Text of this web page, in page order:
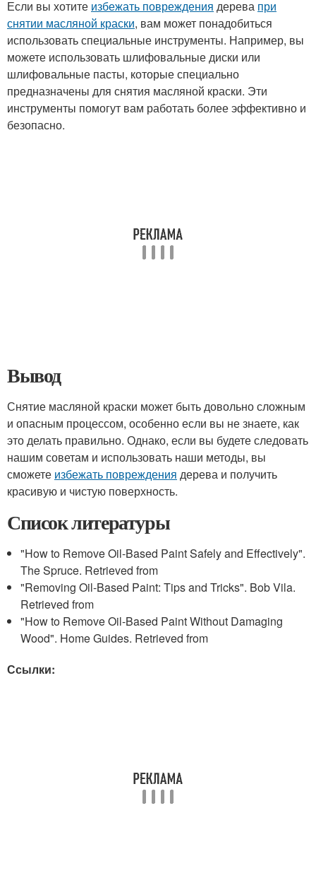
Если вы хотите избежать повреждения дерева при
снятии масляной краски, вам может понадобиться
использовать специальные инструменты. Например, вы
можете использовать шлифовальные диски или
шлифовальные пасты, которые специально
предназначены для снятия масляной краски. Эти
инструменты помогут вам работать более эффективно и
безопасно.
Вывод
Снятие масляной краски может быть довольно сложным
и опасным процессом, особенно если вы не знаете, как
это делать правильно. Однако, если вы будете следовать
нашим советам и использовать наши методы, вы
сможете избежать повреждения дерева и получить
красивую и чистую поверхность.
Список литературы
"How to Remove Oil-Based Paint Safely and Effectively".
The Spruce. Retrieved from
"Removing Oil-Based Paint: Tips and Tricks". Bob Vila.
Retrieved from
"How to Remove Oil-Based Paint Without Damaging
Wood". Home Guides. Retrieved from
Ссылки: